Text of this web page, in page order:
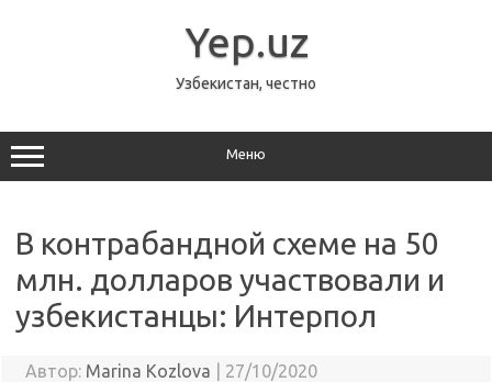
Yep.uz
Узбекистан, честно
Меню
В контрабандной схеме на 50
млн. долларов участвовали и
узбекистанцы: Интерпол
Автор: Marina Kozlova 27/10/2020